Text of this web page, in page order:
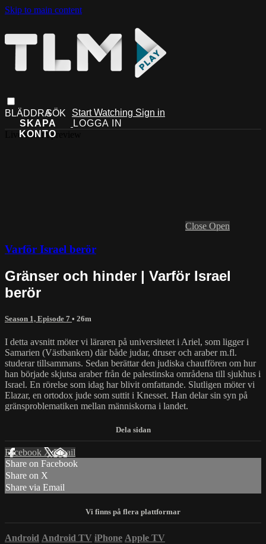
Skip to main content
Start Watching Sign in
Live stream preview
Close Open
Varför Israel berör
Gränser och hinder | Varför Israel
berör
Season 1, Episode 7 • 26m
I detta avsnitt möter vi läraren på universitetet i Ariel, som ligger i
Samarien (Västbanken) där både judar, druser och araber m.fl.
studerar tillsammans. Sedan berättar den judiska chauffören om hur
han började skjutsa araber från de palestinska områdena till sjukhus i
Israel. En rörelse som idag har blivit omfattande. Slutligen möter vi
Elazar, en ortodox jude som suttit i Knesset. Han delar sin syn på
gränsproblematiken mellan människorna i landet.
Facebook XEmail
Share on Facebook
Share on X
Share via Email
Android Android TV iPhone Apple TV